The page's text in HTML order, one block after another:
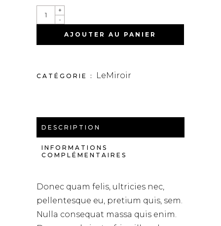
QUANTITY
-
+
AJOUTER AU PANIER
CATÉGORIE : LeMiroir
DESCRIPTION
INFORMATIONS
COMPLÉMENTAIRES
Donec quam felis, ultricies nec,
pellentesque eu, pretium quis, sem.
Nulla consequat massa quis enim.